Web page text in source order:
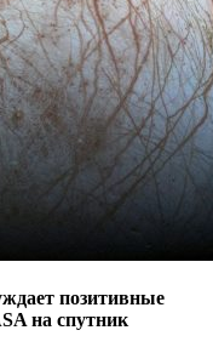
позитивные
на спутник